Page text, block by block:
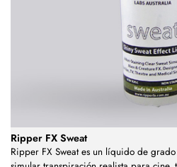
Ripper FX Sweat
Ripper FX Sweat es un líquido de